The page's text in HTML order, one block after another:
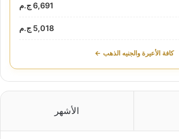
6,691 ج.م
5,018 ج.م
كافة الأعيرة والجنيه الذهب ←
الأشهر